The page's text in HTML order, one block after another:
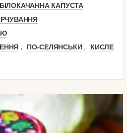
БІЛОКАЧАННА КАПУСТА
, ПО-СЕЛЯНСЬКИ , КИСЛЕ